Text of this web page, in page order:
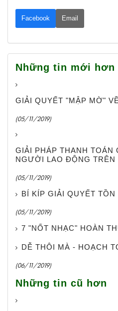
Facebook Email
Những tin mới hơn
GIẢI QUYẾT "MẬP MỜ"
(05/11/2019)
GIẢI PHÁP THANH TOÁN
NGƯỜI LAO ĐỘNG TRÊN
(05/11/2019)
BÍ KÍP GIẢI QUYẾT
(05/11/2019)
7 "NỐT NHẠC" HOÀN
DỄ THÔI MÀ - HOẠCH
(06/11/2019)
Những tin cũ hơn